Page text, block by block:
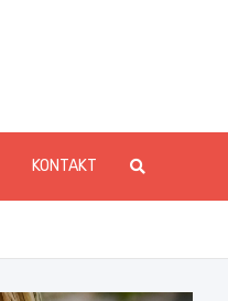
KONTAKT